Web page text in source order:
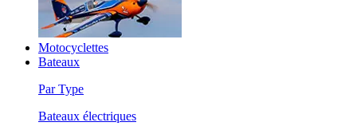
Motocyclettes
Bateaux
Par Type
Bateaux électriques